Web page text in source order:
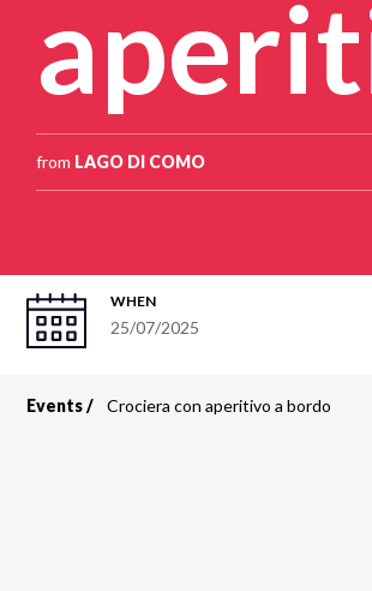
from LAGO DI COMO
WHEN
25/07/2025
Breadcrumb
Events Crociera con aperitivo a bordo